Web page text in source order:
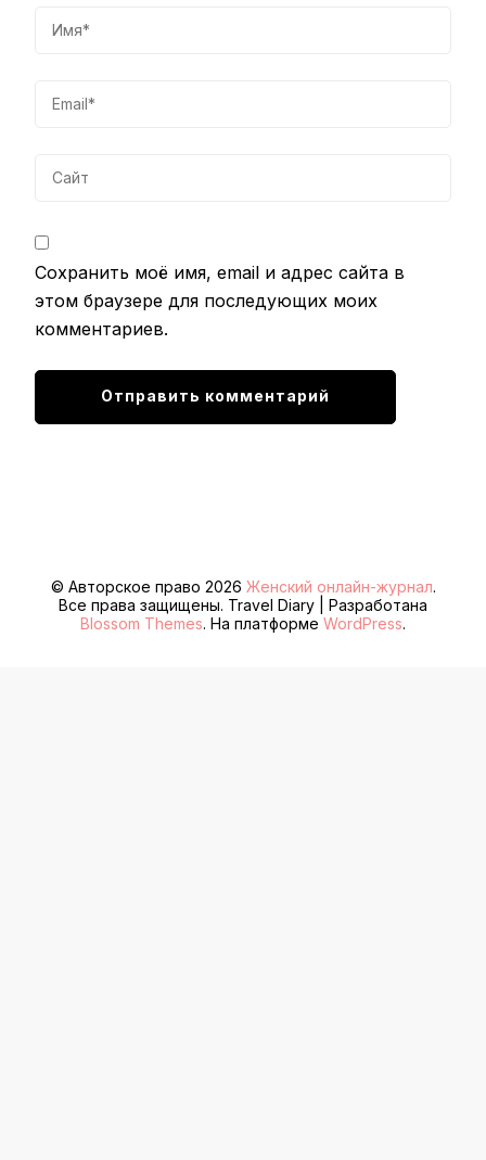
Сохранить моё имя, email и адрес сайта в
этом браузере для последующих моих
комментариев.
© Авторское право 2026 Женский онлайн-журнал.
Все права защищены. Travel Diary | Разработана
Blossom Themes. На платформе WordPress.